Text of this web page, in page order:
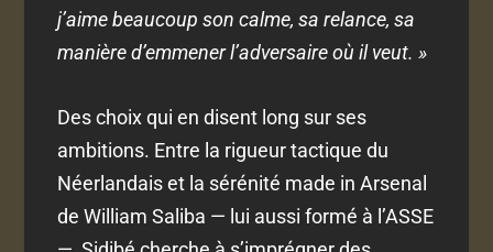
j’aime beaucoup son calme, sa relance, sa
manière d’emmener l’adversaire où il veut. »
Des choix qui en disent long sur ses
ambitions. Entre la rigueur tactique du
Néerlandais et la sérénité made in Arsenal
de William Saliba — lui aussi formé à l’ASSE